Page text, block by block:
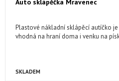
Auto sklápěčka Mravenec
Plastové nákladní sklápěcí autíčko
vhodná na hraní doma i venku na
SKLADEM